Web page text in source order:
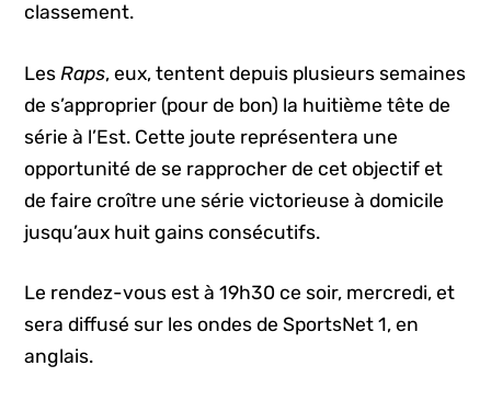
classement.
Les Raps, eux, tentent depuis plusieurs semaines
de s’approprier (pour de bon) la huitième tête de
série à l’Est. Cette joute représentera une
opportunité de se rapprocher de cet objectif et
de faire croître une série victorieuse à domicile
jusqu’aux huit gains consécutifs.
Le rendez-vous est à 19h30 ce soir, mercredi, et
sera diffusé sur les ondes de SportsNet 1, en
anglais.